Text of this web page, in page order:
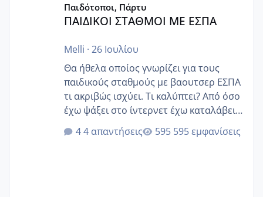
Παιδότοποι, Πάρτυ
ΠΑΙΔΙΚΟΙ ΣΤΑΘΜΟΙ ΜΕ ΕΣΠΑ
Melli · 26 Ιουλίου
Θα ήθελα οποίος γνωρίζει για τους
παιδικούς σταθμούς με βαουτσερ ΕΣΠΑ
τι ακριβώς ισχύει. Τι καλύπτει? Από όσο
έχω ψάξει στο ίντερνετ έχω καταλάβει
ότι το βαουτσερ καλύπτει όλα τα
δίδακτρα και τα τροφεια του ιδιωτικού
4 απαντήσεις 595 εμφανίσεις